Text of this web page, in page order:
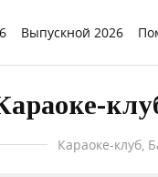
Выпускной 2026
Караоке-клуб,